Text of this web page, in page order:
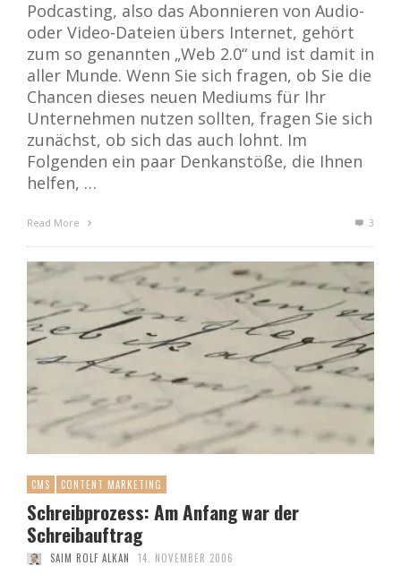
Podcasting, also das Abonnieren von Audio-
oder Video-Dateien übers Internet, gehört
zum so genannten „Web 2.0“ und ist damit in
aller Munde. Wenn Sie sich fragen, ob Sie die
Chancen dieses neuen Mediums für Ihr
Unternehmen nutzen sollten, fragen Sie sich
zunächst, ob sich das auch lohnt. Im
Folgenden ein paar Denkanstöße, die Ihnen
helfen, …
Read More 3
CMS CONTENT MARKETING
Schreibprozess: Am Anfang war der
Schreibauftrag
SAIM ROLF ALKAN 14. NOVEMBER 2006